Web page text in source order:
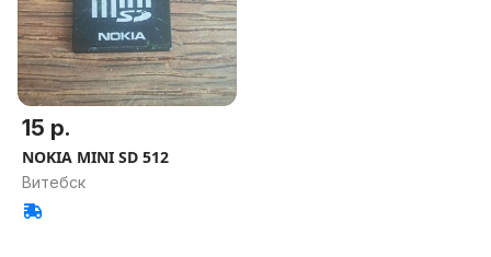
15 р.
NOKIA MINI SD 512
Витебск